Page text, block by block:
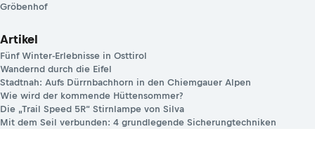
Gröbenhof
Artikel
Fünf Winter-Erlebnisse in Osttirol
Wandernd durch die Eifel
Stadtnah: Aufs Dürrnbachhorn in den Chiemgauer Alpen
Wie wird der kommende Hüttensommer?
Die „Trail Speed 5R“ Stirnlampe von Silva
Mit dem Seil verbunden: 4 grundlegende Sicherungtechniken